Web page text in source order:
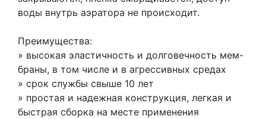
воды внутрь аэратора не происходит.
Преимущества:
» высокая эластичность и долговечность мем-
браны, в том числе и в агрессивных средах
» срок службы свыше 10 лет
» простая и надежная конструкция, легкая и
быстрая сборка на месте применения